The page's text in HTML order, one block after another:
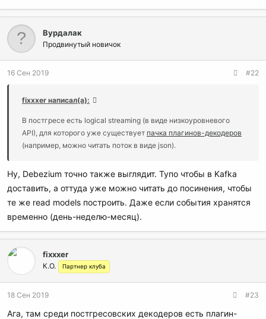
Вурдалак
Продвинутый новичок
16 Сен 2019 #22
fixxxer написал(а):
В постгресе есть logical streaming (в виде низкоуровневого
API), для которого уже существует пачка плагинов-декодеров
(например, можно читать поток в виде json).
Ну, Debezium точно также выглядит. Тупо чтобы в Kafka
доставить, а оттуда уже можно читать до посинения, чтобы
те же read models построить. Даже если события хранятся
временно (день-неделю-месяц).
fixxxer
К.О. Партнер клуба
18 Сен 2019 #23
Ага, там среди постгресовских декодеров есть плагин-